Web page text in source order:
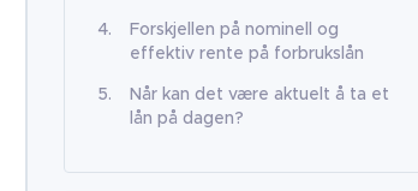
Forskjellen på nominell og
effektiv rente på forbrukslån
Når kan det være aktuelt å ta et
lån på dagen?